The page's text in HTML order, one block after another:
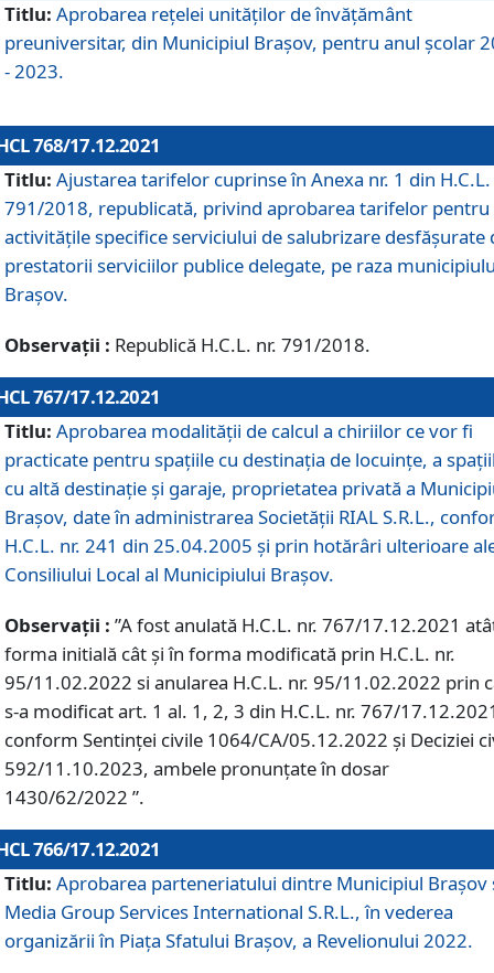
Titlu: Aprobarea reţelei unităţilor de învăţământ
preuniversitar, din Municipiul Braşov, pentru anul şcolar
- 2023.
768/17.12.2021
Titlu: Ajustarea tarifelor cuprinse în Anexa nr. 1 din H.C.L.
791/2018, republicată, privind aprobarea tarifelor pentru
activităţile specifice serviciului de salubrizare desfăşurate
prestatorii serviciilor publice delegate, pe raza
Braşov.
Observații : Republică H.C.L. nr. 791/2018.
767/17.12.2021
Titlu: Aprobarea modalității de calcul a chiriilor ce vor fi
practicate pentru spaţiile cu destinaţia de locuinţe, a
cu altă destinaţie şi garaje, proprietatea privată a
Braşov, date în administrarea Societăţii RIAL S.R.L.,
H.C.L. nr. 241 din 25.04.2005 și prin hotărâri ulterioare
Consiliului Local al Municipiului Braşov.
Observații : ”A fost anulată H.C.L. nr. 767/17.12.2021
forma initială cât și în forma modificată prin H.C.L. nr.
95/11.02.2022 si anularea H.C.L. nr. 95/11.02.2022 prin
s-a modificat art. 1 al. 1, 2, 3 din H.C.L. nr. 767/
conform Sentinței civile 1064/CA/05.12.2022 și Deciziei
592/11.10.2023, ambele pronunțate în dosar
1430/62/2022 ”.
766/17.12.2021
Titlu: Aprobarea parteneriatului dintre Municipiul Brașov
Media Group Services International S.R.L., în vederea
organizării în Piața Sfatului Brașov, a Revelionului 2022.